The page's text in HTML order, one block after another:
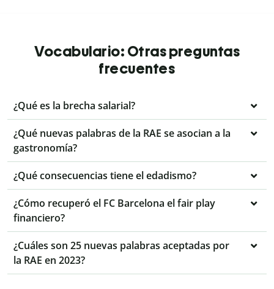
Vocabulario: Otras preguntas
frecuentes
¿Qué es la brecha salarial?
¿Qué nuevas palabras de la RAE se asocian a la
gastronomía?
¿Qué consecuencias tiene el edadismo?
¿Cómo recuperó el FC Barcelona el fair play
financiero?
¿Cuáles son 25 nuevas palabras aceptadas por
la RAE en 2023?